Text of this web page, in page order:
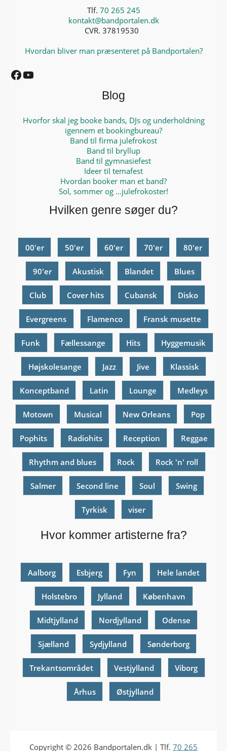
Tlf. 70 265 245
kontakt@bandportalen.dk
CVR. 37819530
Hvordan bliver man præsenteret på Bandportalen?
Facebook
Blog
Hvorfor skal jeg booke bands, DJs og underholdning
igennem et bookingbureau?
Band til firma julefrokost
Band til bryllup
Band til gymnasiefest
Ideer til temafest
Hvordan booker man et band?
Sol, sommer og …julefrokoster!
Hvilken genre søger du?
00'er 50'er 60'er 70'er 80'er
90'er Akustisk Blandet Blues
Club Cover hits Cubansk Disko
Evergreens Flamenco Fransk musette
Funk Fællessange Hits Hyggemusik
Højskolesange Jazz Jive Klassisk
Konceptband Latin Lounge Medleys
Motown Musical New Orleans Pop
Pophits Radiohits Reception Reggae
Rhythm and blues Rock Rock 'n' roll
Salmer Second line Soul Swing
Tyrkisk viser
Hvor kommer artisterne fra?
Aalborg Esbjerg Fyn Hele landet
Holstebro Jylland København
Midtjylland Nordjylland Odense
Sjælland Sydjylland Sønderborg
Trekantsområdet Vestjylland Viborg
Århus Østjylland
Copyright © 2026 Bandportalen.dk | Tlf. 70 265